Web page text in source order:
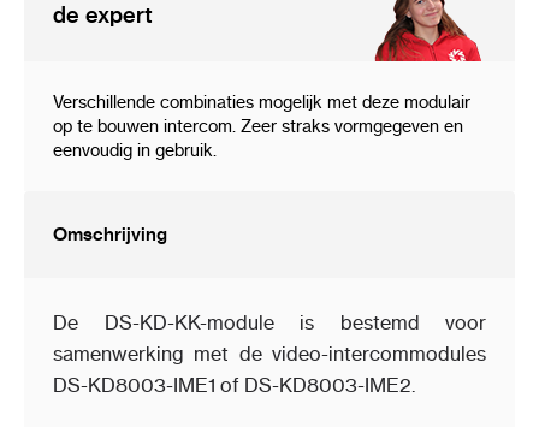
de expert
Verschillende combinaties mogelijk met deze modulair
op te bouwen intercom. Zeer straks vormgegeven en
eenvoudig in gebruik.
Omschrijving
De DS-KD-KK-module is bestemd voor
samenwerking met de video-intercommodules
DS-KD8003-IME1 of DS-KD8003-IME2.